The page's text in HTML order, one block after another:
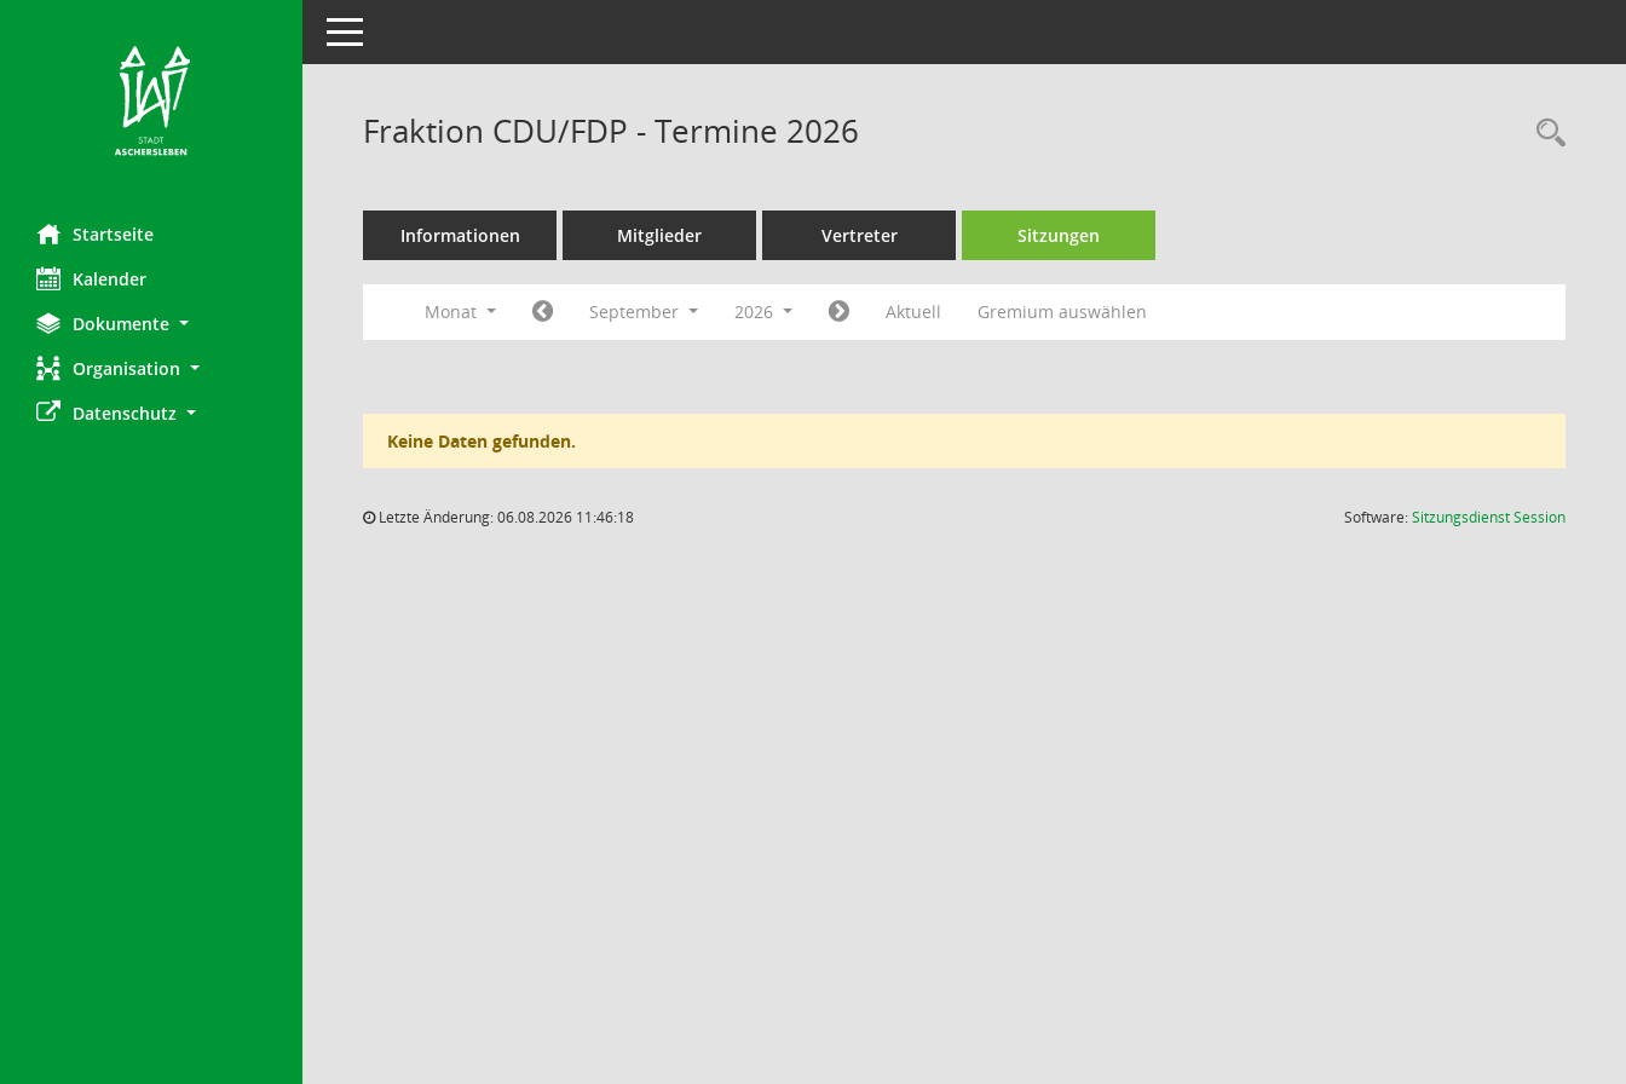
Startseite
Kalender
Dokumente
Organisation
Datenschutz
Toggle navigation
Fraktion CDU/FDP - Termine 2026
Informationen Mitglieder Vertreter Sitzungen
Monat September 2026 Aktuell Gremium auswählen
Keine Daten gefunden.
Letzte Änderung: 06.08.2026 11:46:18 Software:SitzungsdienstSession(Wird in